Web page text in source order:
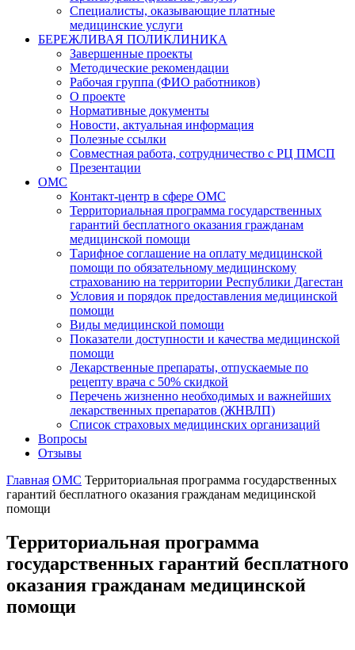
Специалисты, оказывающие платные
медицинские услуги
БЕРЕЖЛИВАЯ ПОЛИКЛИНИКА
Завершенные проекты
Методические рекомендации
Рабочая группа (ФИО работников)
О проекте
Нормативные документы
Новости, актуальная информация
Полезные ссылки
Совместная работа, сотрудничество с РЦ ПМСП
Презентации
ОМС
Контакт-центр в сфере ОМС
Территориальная программа государственных
гарантий бесплатного оказания гражданам
медицинской помощи
Тарифное соглашение на оплату медицинской
помощи по обязательному медицинскому
страхованию на территории Республики Дагестан
Условия и порядок предоставления медицинской
помощи
Виды медицинской помощи
Показатели доступности и качества медицинской
помощи
Лекарственные препараты, отпускаемые по
рецепту врача с 50% скидкой
Перечень жизненно необходимых и важнейших
лекарственных препаратов (ЖНВЛП)
Список страховых медицинских организаций
Вопросы
Отзывы
Главная ОМС Территориальная программа государственных
гарантий бесплатного оказания гражданам медицинской
помощи
Территориальная программа
государственных гарантий бесплатного
оказания гражданам медицинской
помощи